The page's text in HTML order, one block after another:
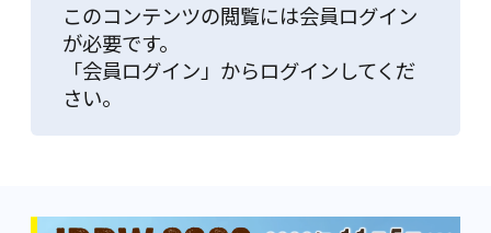
このコンテンツの閲覧には会員ログイン
が必要です。
「会員ログイン」からログインしてくだ
さい。